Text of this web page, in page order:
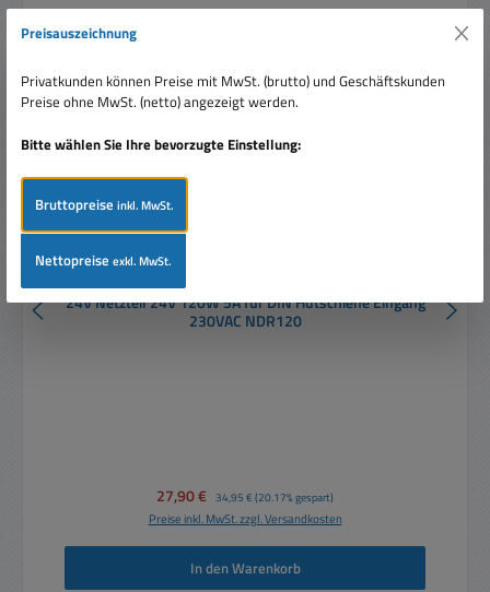
%Rabatt
24V Netzteil 24V 120W 5A für DIN Hutschiene Eingang
230VAC NDR120
Verkaufspreis:
27,90 € Regulärer Preis:
34,95 € (20.17% gespart)
Preise inkl. MwSt. zzgl. Versandkosten
In den Warenkorb
Preisauszeichnung
Privatkunden können Preise mit MwSt. (brutto) und Geschäftskunden
Preise ohne MwSt. (netto) angezeigt werden.
Bitte wählen Sie Ihre bevorzugte Einstellung:
Bruttopreiseinkl. MwSt.
Nettopreiseexkl. MwSt.